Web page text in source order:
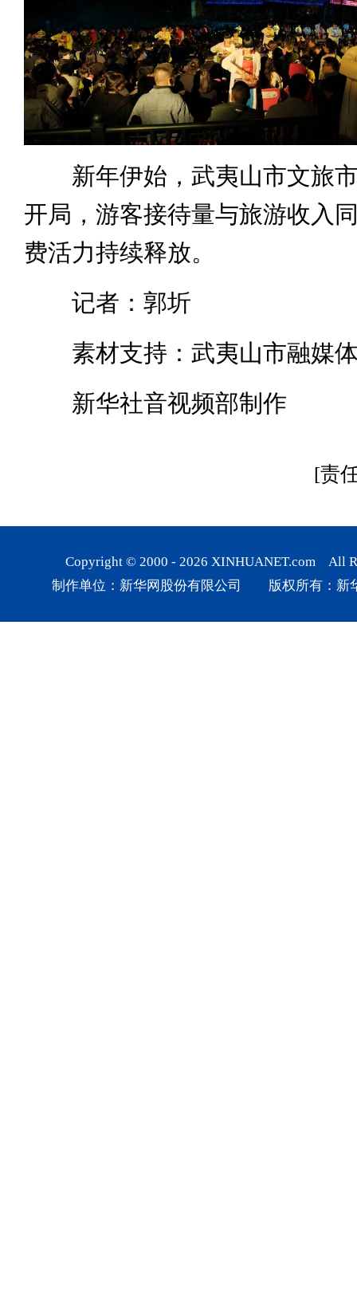
新年伊始，武夷山市文旅市
开局，游客接待量与旅游收入
费活力持续释放。
记者：郭圻
素材支持：武夷山市融媒
新华社音视频部制作
[责
Copyright © 2000 - 2026 XINHUANET.com All
制作单位：新华网股份有限公司 版权所有：新